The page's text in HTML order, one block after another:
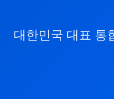
대한민국 대표 통